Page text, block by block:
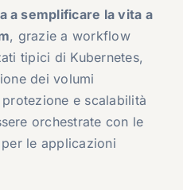
a semplificare la vita a
, grazie a workflow
tipici di Kubernetes,
dei volumi
e scalabilità
orchestrate con le
le applicazioni